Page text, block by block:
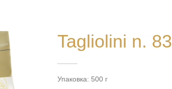
Tagliolini n. 83
Упаковка: 500 г